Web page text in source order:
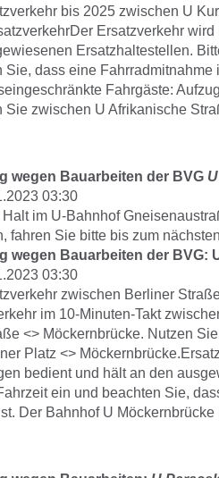
bis 2025 zwischen U
Ersatzverkehr
Ersatzhaltestellen.
Sie, dass eine
Fahrgäste:
Sie zwischen U Afrikanische
wegen Bauarbeiten der BVG
03:30
im U-Bahnhof
fahren Sie bitte bis zum
wegen Bauarbeiten der BVG:
03:30
zwischen Berliner
im 10-Minuten-Takt
<> Möckernbrücke. Nutzen
Platz <>
bedient und hält an den
ein und beachten Sie,
Der Bahnhof U Möckernbrücke